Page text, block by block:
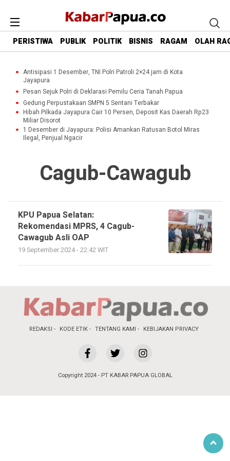
PERISTIWA PUBLIK POLITIK BISNIS RAGAM OLAH
Antisipasi 1 Desember, TNI Polri Patroli 2×24 jam di Kota
Jayapura
Pesan Sejuk Polri di Deklarasi Pemilu Ceria Tanah Papua
Gedung Perpustakaan SMPN 5 Sentani Terbakar
Hibah Pilkada Jayapura Cair 10 Persen, Deposit Kas Daerah Rp23
Miliar Disorot
1 Desember di Jayapura: Polisi Amankan Ratusan Botol Miras
Ilegal, Penjual Ngacir
Cagub-Cawagub
KPU Papua Selatan:
Rekomendasi MPRS, 4 Cagub-
Cawagub Asli OAP
19 September 2024 - 22:42 WIT
REDAKSI KODE ETIK TENTANG KAMI KEBIJAKAN PRIVACY
Copyright 2024 - PT KABAR PAPUA GLOBAL